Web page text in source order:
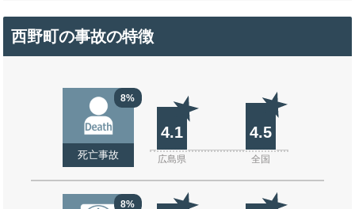
西野町の事故の特徴
8%
死亡事故
4.1 4.5
広島県 全国
8%